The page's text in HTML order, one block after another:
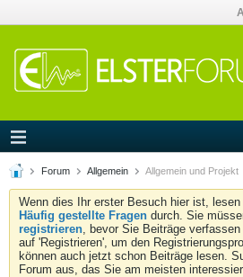
Forum Allgemein Allgemein und Projekt
Wenn dies Ihr erster Besuch hier ist,
Häufig gestellte Fragen durch. Sie
registrieren, bevor Sie Beiträge
auf 'Registrieren', um den
können auch jetzt schon Beiträge lesen.
Forum aus, das Sie am meisten